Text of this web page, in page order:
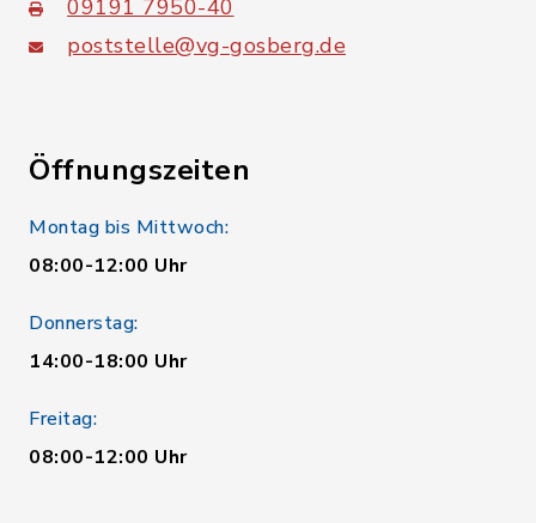
09191 7950-40
poststelle@vg-gosberg.de
Öffnungszeiten
Montag bis Mittwoch:
08:00-12:00 Uhr
Donnerstag:
14:00-18:00 Uhr
Freitag:
08:00-12:00 Uhr